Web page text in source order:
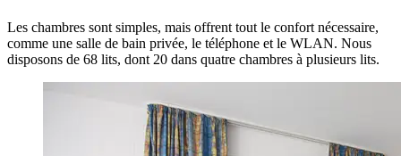
Les chambres sont simples, mais offrent tout le confort nécessaire,
comme une salle de bain privée, le téléphone et le WLAN. Nous
disposons de 68 lits, dont 20 dans quatre chambres à plusieurs lits.